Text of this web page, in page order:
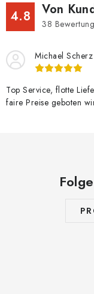
4.8 Von
38
Michael Scherz
Top Service, flotte
faire Preise geboten